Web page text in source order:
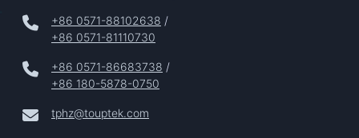
+86 0571-88102638 /
+86 0571-81110730
+86 0571-86683738 /
+86 180-5878-0750
tphz@touptek.com